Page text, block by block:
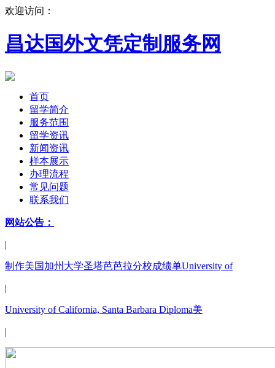
欢迎访问：
昌达国外文凭定制服务网
首页
留学简介
服务范围
留学资讯
新闻资讯
样本展示
办理流程
常见问题
联系我们
网站公告：
|
制作美国加州大学圣塔芭芭拉分校成绩单University of
|
University of California, Santa Barbara Diploma美
|